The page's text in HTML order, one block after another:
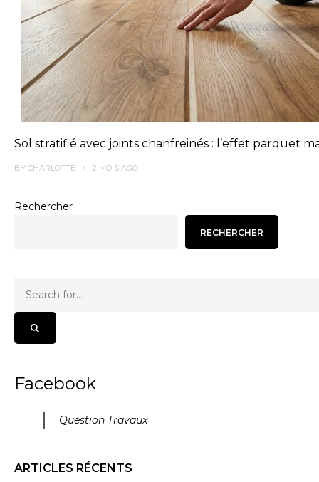
Sol stratifié avec joints chanfreinés : l’effet parquet
BY CHARLOTTE 2 MOIS AGO
Rechercher
RECHERCHER
Facebook
Question Travaux
ARTICLES RÉCENTS